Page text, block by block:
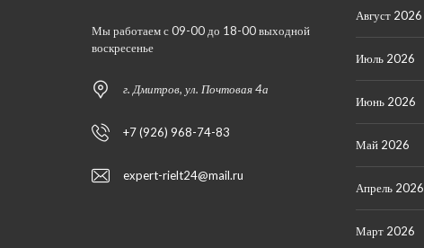
Мы работаем с 09-00 до 18-00 выходной
воскресенье
г. Дмитров, ул. Почтовая 4а
+7 (926) 968-74-83
expert-rielt24@mail.ru
Август 2026
Июль 2026
Июнь 2026
Май 2026
Апрель 2026
Март 2026